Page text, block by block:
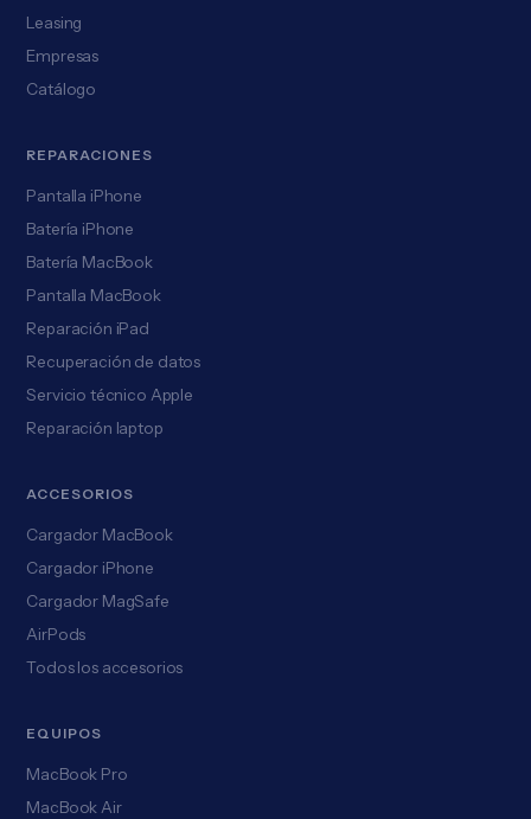
Leasing
Empresas
Catálogo
REPARACIONES
Pantalla iPhone
Batería iPhone
Batería MacBook
Pantalla MacBook
Reparación iPad
Recuperación de datos
Servicio técnico Apple
Reparación laptop
ACCESORIOS
Cargador MacBook
Cargador iPhone
Cargador MagSafe
AirPods
Todos los accesorios
EQUIPOS
MacBook Pro
MacBook Air